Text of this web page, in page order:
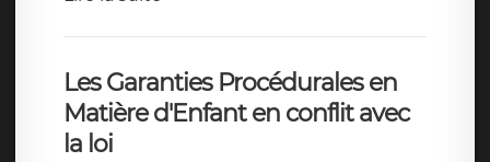
Les Garanties Procédurales en
Matière d'Enfant en conflit avec
la loi